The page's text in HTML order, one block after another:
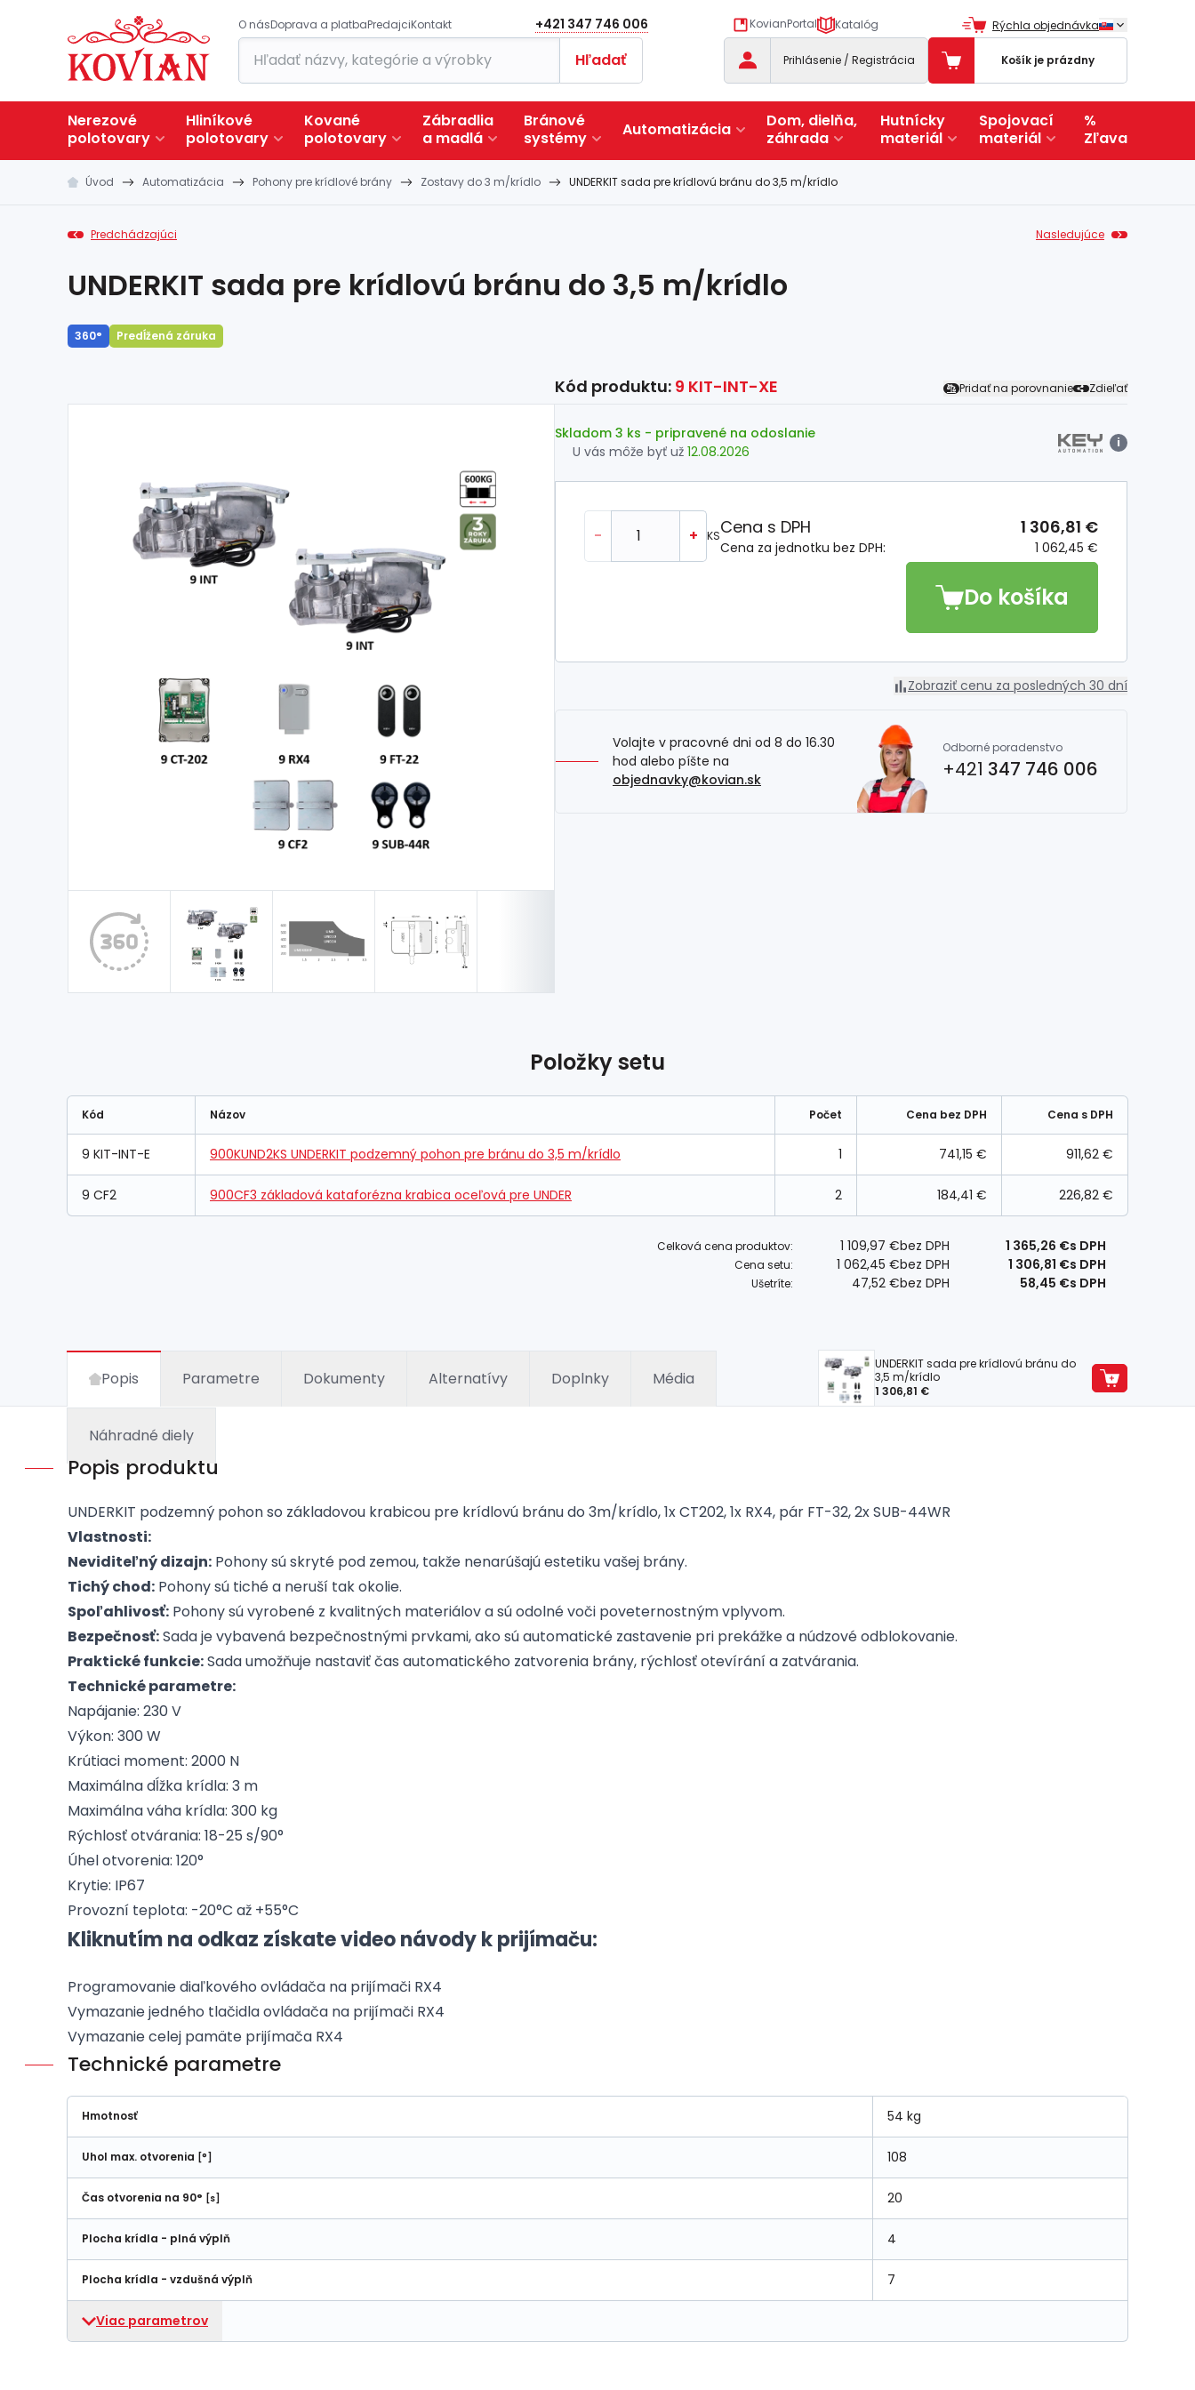
O násDoprava a platbaPredajciKontakt +421 347 746 006 KovianPortal Katalóg Rýchla objednávka
Hľadať Prihlásenie / Registrácia Košík je prázdny
Nerezové
polotovary
Hliníkové
polotovary
Kované
polotovary
Zábradlia
a madlá
Bránové
systémy
Automatizácia
Dom, dielňa,
záhrada
Hutnícky
materiál
Spojovací
materiál
%
Zľava
Úvod Automatizácia Pohony pre krídlové brány Zostavy do 3 m/krídlo UNDERKIT sada pre krídlovú bránu do 3,5 m/krídlo
Predchádzajúci Nasledujúce
UNDERKIT sada pre krídlovú bránu do 3,5 m/krídlo
360° Predĺžená záruka
Kód produktu: 9 KIT-INT-XE Pridať na porovnanie Zdieľať
Skladom 3 ks - pripravené na odoslanie
U vás môže byť už 12.08.2026
i
- + KS
Cena za jednotku bez DPH: 1 062,45 €
Cena s DPH 1 306,81 €
Do košíka
Zobraziť cenu za posledných 30 dní
Volajte v pracovné dni od 8 do 16.30
hod alebo píšte na
objednavky@kovian.sk
Odborné poradenstvo
+421 347 746 006
Položky setu
Kód Názov Počet Cena bez DPH Cena s DPH
9 KIT-INT-E 900KUND2KS UNDERKIT podzemný pohon pre bránu do 3,5 m/krídlo 1 741,15 € 911,62 €
9 CF2 900CF3 základová kataforézna krabica oceľová pre UNDER 2 184,41 € 226,82 €
Celková cena produktov: 1 109,97 €bez DPH 1 365,26 €s DPH
Cena setu: 1 062,45 €bez DPH 1 306,81 €s DPH
Ušetríte: 47,52 €bez DPH 58,45 €s DPH
Popis Parametre Dokumenty Alternatívy Doplnky Média
Náhradné diely
UNDERKIT sada pre krídlovú bránu do
3,5 m/krídlo
1 306,81 €
Popis produktu
UNDERKIT podzemný pohon so základovou krabicou pre krídlovú bránu do 3m/krídlo, 1x CT202, 1x RX4, pár FT-32, 2x SUB-44WR
Vlastnosti:
Neviditeľný dizajn: Pohony sú skryté pod zemou, takže nenarúšajú estetiku vašej brány.
Tichý chod: Pohony sú tiché a neruší tak okolie.
Spoľahlivosť: Pohony sú vyrobené z kvalitných materiálov a sú odolné voči poveternostným vplyvom.
Bezpečnosť:Sada je vybavená bezpečnostnými prvkami, ako sú automatické zastavenie pri prekážke a núdzové odblokovanie.
Praktické funkcie:Sada umožňuje nastaviť čas automatického zatvorenia brány, rýchlosť otevírání a zatvárania.
Technické parametre:
Napájanie: 230 V
Výkon: 300 W
Krútiaci moment: 2000 N
Maximálna dĺžka krídla: 3 m
Maximálna váha krídla: 300 kg
Rýchlosť otvárania: 18-25 s/90°
Úhel otvorenia: 120°
Krytie: IP67
Provozní teplota: -20°C až +55°C
Kliknutím na odkaz získate video návody k prijímaču:
Programovanie diaľkového ovládača na prijímači RX4
Vymazanie jedného tlačidla ovládača na prijímači RX4
Vymazanie celej pamäte prijímača RX4
Technické parametre
Hmotnosť 54 kg
Uhol max. otvorenia [°] 108
Čas otvorenia na 90° [s] 20
Plocha krídla - plná výplň 4
Plocha krídla - vzdušná výplň 7
Viac parametrov